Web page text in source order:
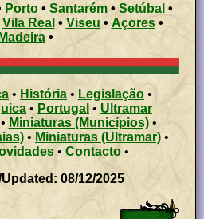
Porto • Santarém •Setúbal •
Vila Real • Viseu• Açores •
Madeira •
• História • Legislação •
• Portugal • Ultramar
Miniaturas (Municípios)•
•Miniaturas (Ultramar) •
• Contacto •
08/12/2025